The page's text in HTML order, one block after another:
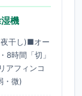
機
干し)■オー
8時間「切」
アフィンコ
・微)